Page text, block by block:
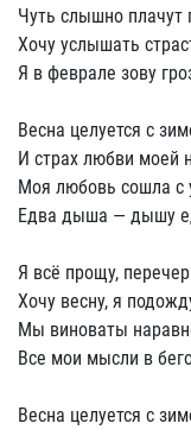
Чуть слышно плачут
Хочу услышать
Я в феврале зову
Весна целуется с
И страх любви моей
Моя любовь сошла с
Едва дыша — дышу
Я всё прощу,
Хочу весну, я
Мы виноваты
Все мои мысли в
Весна целуется с